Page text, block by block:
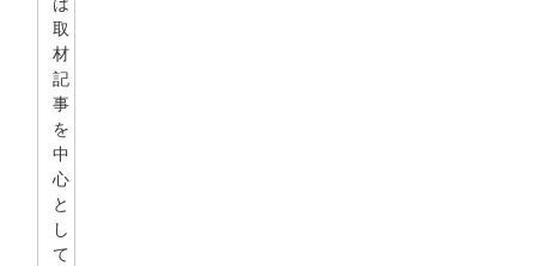
取
材
記
事
を
中
心
と
し
て